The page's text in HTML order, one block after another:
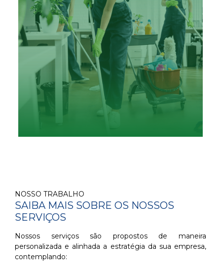
NOSSO TRABALHO
SAIBA MAIS SOBRE OS NOSSOS
SERVIÇOS
Nossos serviços são propostos de maneira
personalizada e alinhada a estratégia da sua empresa,
contemplando: